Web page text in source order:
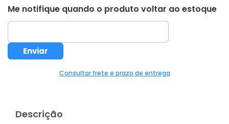
Me notifique quando o produto voltar ao estoque
Consultar frete e prazo de entrega
Descrição